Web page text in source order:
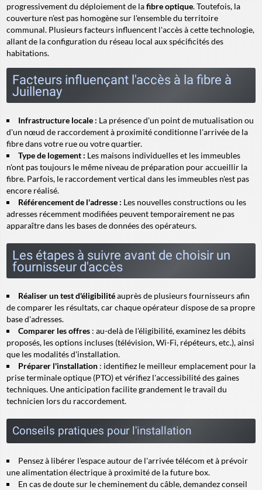
progressivement du déploiement de lafibre optique. Toutefois, la
couverture n'est pas homogène sur l'ensemble du territoire
communal. Plusieurs facteurs influencent l'accès à cette technologie,
allant de la configuration du réseau local aux spécificités des
habitations.
Facteurs influençant l'accès à la fibre à
Juillenay
Infrastructure locale : La présence d'un point de mutualisation ou
d'un nœud de raccordement à proximité conditionne l'arrivée de la
fibre dans votre rue ou votre quartier.
Type de logement : Les maisons individuelles et les immeubles
n'ont pas toujours le même niveau de préparation pour accueillir la
fibre. Parfois, le raccordement vertical dans les immeubles n'est pas
encore réalisé.
Référencement de l'adresse : Les nouvelles constructions ou les
adresses récemment modifiées peuvent temporairement ne pas
apparaître dans les bases de données des opérateurs.
Les étapes à suivre avant de choisir un
fournisseur d'accès
Réaliser un test d'éligibilitéauprès de plusieurs fournisseurs afin
de comparer les résultats, car chaque opérateur dispose de sa propre
base d'adresses.
Comparer les offres : au-delà de l'éligibilité, examinez les débits
proposés, les options incluses (télévision, Wi-Fi, répéteurs, etc.), ainsi
que les modalités d'installation.
Préparer l'installation : identifiez le meilleur emplacement pour la
prise terminale optique (PTO) et vérifiez l'accessibilité des gaines
techniques. Une anticipation facilite grandement le travail du
technicien lors du raccordement.
Conseils pratiques pour l'installation
Pensez à libérer l'espace autour de l'arrivée télécom et à prévoir
une alimentation électrique à proximité de la future box.
En cas de doute sur le cheminement du câble, demandez conseil